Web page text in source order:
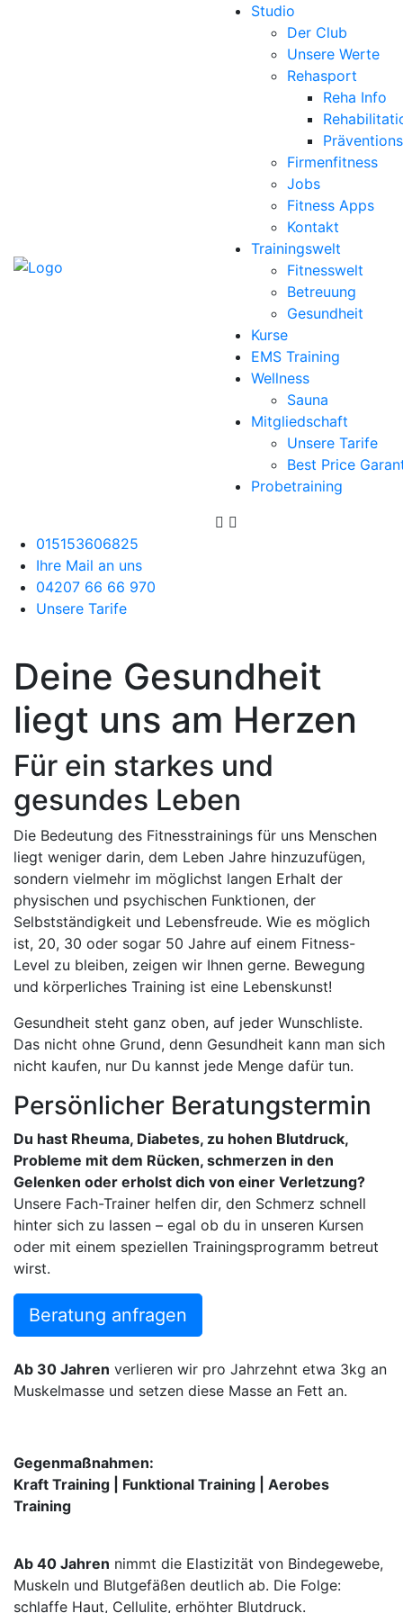
Studio
Der Club
Unsere Werte
Rehasport
Reha Info
Firmenfitness
Jobs
Fitness Apps
Kontakt
Trainingswelt
Fitnesswelt
Betreuung
Gesundheit
Kurse
EMS Training
Wellness
Sauna
Mitgliedschaft
Unsere Tarife
Best Price
Probetraining
015153606825
Ihre Mail an uns
04207 66 66 970
Unsere Tarife
Deine Gesundheit
liegt uns am Herzen
Für ein starkes und
gesundes Leben
Die Bedeutung des Fitnesstrainings für uns Menschen
liegt weniger darin, dem Leben Jahre hinzuzufügen,
sondern vielmehr im möglichst langen Erhalt der
physischen und psychischen Funktionen, der
Selbstständigkeit und Lebensfreude. Wie es möglich
ist, 20, 30 oder sogar 50 Jahre auf einem Fitness-
Level zu bleiben, zeigen wir Ihnen gerne. Bewegung
und körperliches Training ist eine Lebenskunst!
Gesundheit steht ganz oben, auf jeder Wunschliste.
Das nicht ohne Grund, denn Gesundheit kann man sich
nicht kaufen, nur Du kannst jede Menge dafür tun.
Persönlicher Beratungstermin
Du hast Rheuma, Diabetes, zu hohen Blutdruck,
Probleme mit dem Rücken, schmerzen in den
Gelenken oder erholst dich von einer Verletzung?
Unsere Fach-Trainer helfen dir, den Schmerz schnell
hinter sich zu lassen – egal ob du in unseren Kursen
oder mit einem speziellen Trainingsprogramm betreut
wirst.
Beratung anfragen
Ab 30 Jahren verlieren wir pro Jahrzehnt etwa 3kg an
Muskelmasse und setzen diese Masse an Fett an.
Gegenmaßnahmen:
Kraft Training | Funktional Training | Aerobes
Training
Ab 40 Jahren nimmt die Elastizität von Bindegewebe,
Muskeln und Blutgefäßen deutlich ab. Die Folge:
schlaffe Haut, Cellulite, erhöhter Blutdruck.